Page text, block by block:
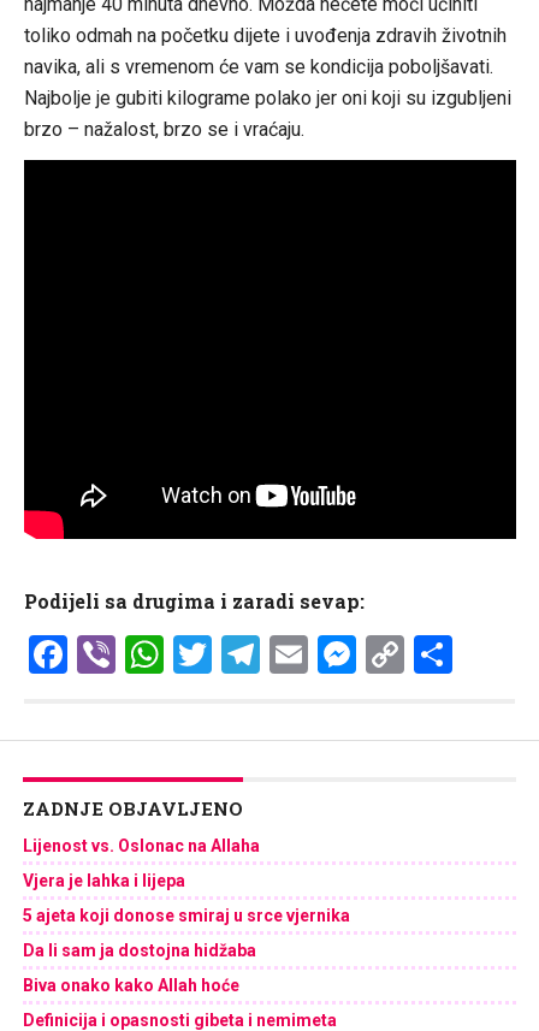
toliko odmah na početku dijete i uvođenja zdravih životnih
navika, ali s vremenom će vam se kondicija poboljšavati.
Najbolje je gubiti kilograme polako jer oni koji su izgubljeni
brzo – nažalost, brzo se i vraćaju.
Podijeli sa drugima i zaradi sevap:
Facebook
ViberWhatsApp
Twitter
Telegram
EmailCopy
ZADNJE OBJAVLJENO
Lijenost vs. Oslonac na Allaha
Vjera je lahka i lijepa
5 ajeta koji donose smiraj u srce vjernika
Da li sam ja dostojna hidžaba
Biva onako kako Allah hoće
Definicija i opasnosti gibeta i nemimeta